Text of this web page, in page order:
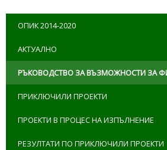
ОПИК 2014-2020
АКТУАЛНО
РЪКОВОДСТВО ЗА ВЪЗМОЖНОСТИ ЗА
ПРИКЛЮЧИЛИ ПРОЕКТИ
ПРОЕКТИ В ПРОЦЕС НА ИЗПЪЛНЕНИЕ
РЕЗУЛТАТИ ПО ПРИКЛЮЧИЛИ ПРОЕКТИ